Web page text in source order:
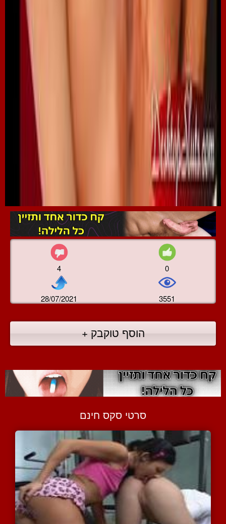
4 0
28/07/2021 3551
הוסף טוקבק +
סרטי סקס חינם